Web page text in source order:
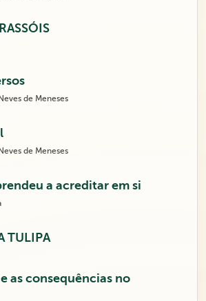
de Meneses
de Meneses
a acreditar em si
TULIPA
as consequências no